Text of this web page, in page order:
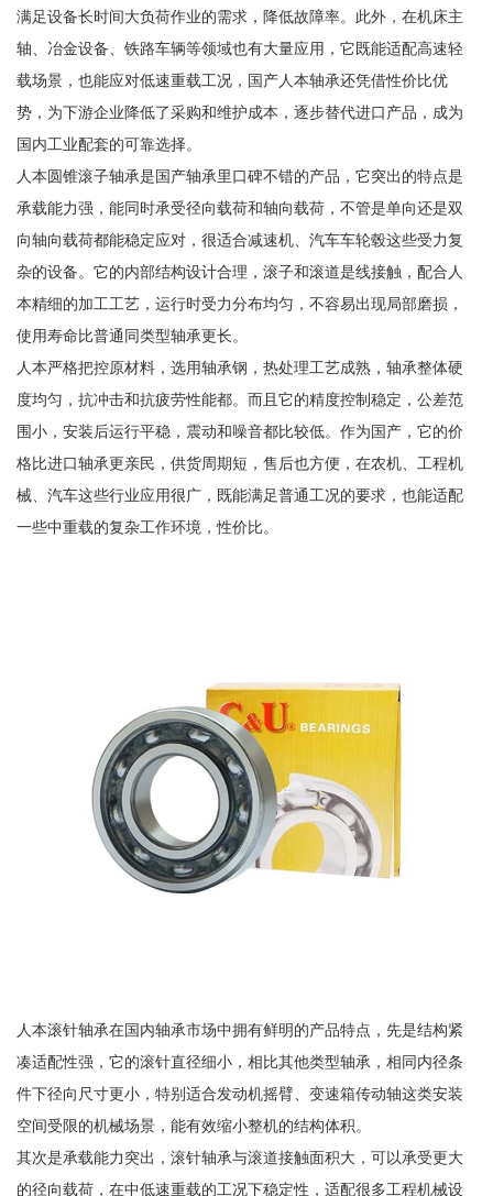
满足设备长时间大负荷作业的需求，降低故障率。此外，在机床主
轴、冶金设备、铁路车辆等领域也有大量应用，它既能适配高速轻
载场景，也能应对低速重载工况，国产人本轴承还凭借性价比优
势，为下游企业降低了采购和维护成本，逐步替代进口产品，成为
国内工业配套的可靠选择。
人本圆锥滚子轴承是国产轴承里口碑不错的产品，它突出的特点是
承载能力强，能同时承受径向载荷和轴向载荷，不管是单向还是双
向轴向载荷都能稳定应对，很适合减速机、汽车车轮毂这些受力复
杂的设备。它的内部结构设计合理，滚子和滚道是线接触，配合人
本精细的加工工艺，运行时受力分布均匀，不容易出现局部磨损，
使用寿命比普通同类型轴承更长。
人本严格把控原材料，选用轴承钢，热处理工艺成熟，轴承整体硬
度均匀，抗冲击和抗疲劳性能都。而且它的精度控制稳定，公差范
围小，安装后运行平稳，震动和噪音都比较低。作为国产，它的价
格比进口轴承更亲民，供货周期短，售后也方便，在农机、工程机
械、汽车这些行业应用很广，既能满足普通工况的要求，也能适配
一些中重载的复杂工作环境，性价比。
人本滚针轴承在国内轴承市场中拥有鲜明的产品特点，先是结构紧
凑适配性强，它的滚针直径细小，相比其他类型轴承，相同内径条
件下径向尺寸更小，特别适合发动机摇臂、变速箱传动轴这类安装
空间受限的机械场景，能有效缩小整机的结构体积。
其次是承载能力突出，滚针轴承与滚道接触面积大，可以承受更大
的径向载荷，在中低速重载的工况下稳定性，适配很多工程机械设